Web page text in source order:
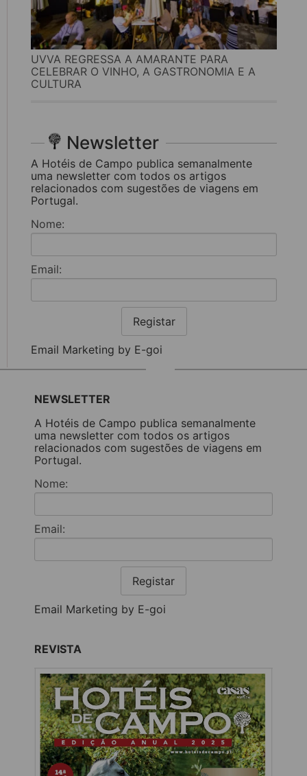
UVVA REGRESSA A AMARANTE PARA
CELEBRAR O VINHO, A GASTRONOMIA E A
CULTURA
Newsletter
A Hotéis de Campo publica semanalmente
uma newsletter com todos os artigos
relacionados com sugestões de viagens em
Portugal.
Nome:
Email:
Registar
Email Marketing by E-goi
NEWSLETTER
A Hotéis de Campo publica semanalmente
uma newsletter com todos os artigos
relacionados com sugestões de viagens em
Portugal.
Nome:
Email:
Registar
Email Marketing by E-goi
REVISTA